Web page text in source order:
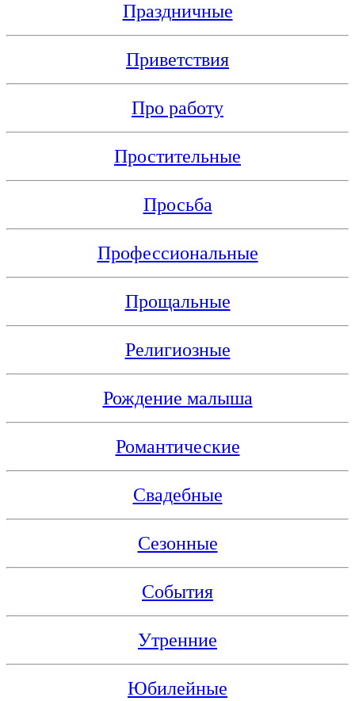
Праздничные
Приветствия
Про работу
Простительные
Просьба
Профессиональные
Прощальные
Религиозные
Рождение малыша
Романтические
Свадебные
Сезонные
События
Утренние
Юбилейные